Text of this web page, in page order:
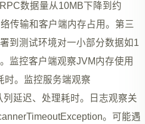
数据量从10MB下降到约
传输和客户端内存占用。第三
到测试环境对一小部分数据如1
监控客户端观察JVM内存使用
时。监控服务端观察
延迟、处理耗时。日志观察关
。可能遇